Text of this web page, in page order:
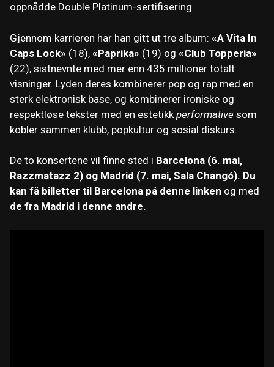
oppnådde Double Platinum-sertifisering.
Gjennom karrieren har han gitt ut tre album: «A Vita In
Caps Lock» (18), «Paprika» (19) og «Club Topperia»
(22), sistnevnte med mer enn 435 millioner totalt
visninger. Lyden deres kombinerer pop og rap med en
sterk elektronisk base, og kombinerer ironiske og
respektløse tekster med en estetikk performative som
kobler sammen klubb, popkultur og sosial diskurs.
De to konsertene vil finne sted i Barcelona (6. mai,
Razzmatazz 2) og Madrid (7. mai, Sala Changó). Du
kan få billetter til Barcelona på denne linken og med
de fra Madrid i denne andre.